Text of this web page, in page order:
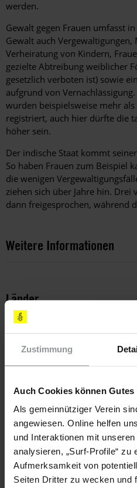
Zustimmung
Auch Cookies können Gutes
Als gemeinnütziger Verein
angewiesen. Online helfen
und Interaktionen mit
analysieren, „Surf-Profile“ zu
Aufmerksamkeit von
Seiten Dritter zu wecken und
werden.
Gewalt gegen Frauen umfasst
Gewalt auch
Verheiratung von Kindern,
gezielte Abtreibung weiblicher
gesetzlich verboten ist) sowie
aufgrund von
wurden beispielsweise mehr
registriert, auch hier dürfte die
höher sein.
Der indische Staat kommt
So haben Frauen zum Beispiel
die wenigen
ziehen sich über Jahre hin.
dann freigesprochen, während
Weitere Informationen
Länder
Indien
Themen
Teile diesen Beitrag